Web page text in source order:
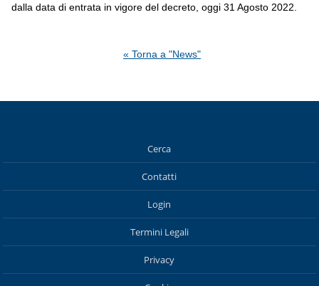
dalla data di entrata in vigore del decreto, oggi 31 Agosto 2022.
« Torna a "News"
Cerca
Contatti
Login
Termini Legali
Privacy